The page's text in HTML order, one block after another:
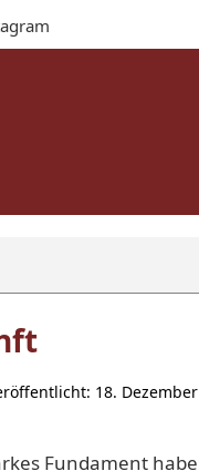
18.
Fundament